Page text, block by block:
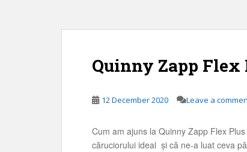
Quinny Zapp Flex
12 December 2020 Leave a
Cum am ajuns la Quinny Zapp Flex
căruciorului ideal și că ne-a luat ceva